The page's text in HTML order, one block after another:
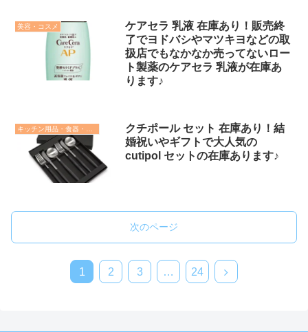
美容・コスメ
ケアセラ 乳液 在庫あり！販売終
了でヨドバシやマツキヨなどの取
扱店でもなかなか売ってないロー
ト製薬のケアセラ 乳液が在庫あ
ります♪
クチポール セット 在庫あり！結
婚祝いやギフトで大人気の
cutipol セットの在庫あります♪
次のページ
1 2 3 … 24
次